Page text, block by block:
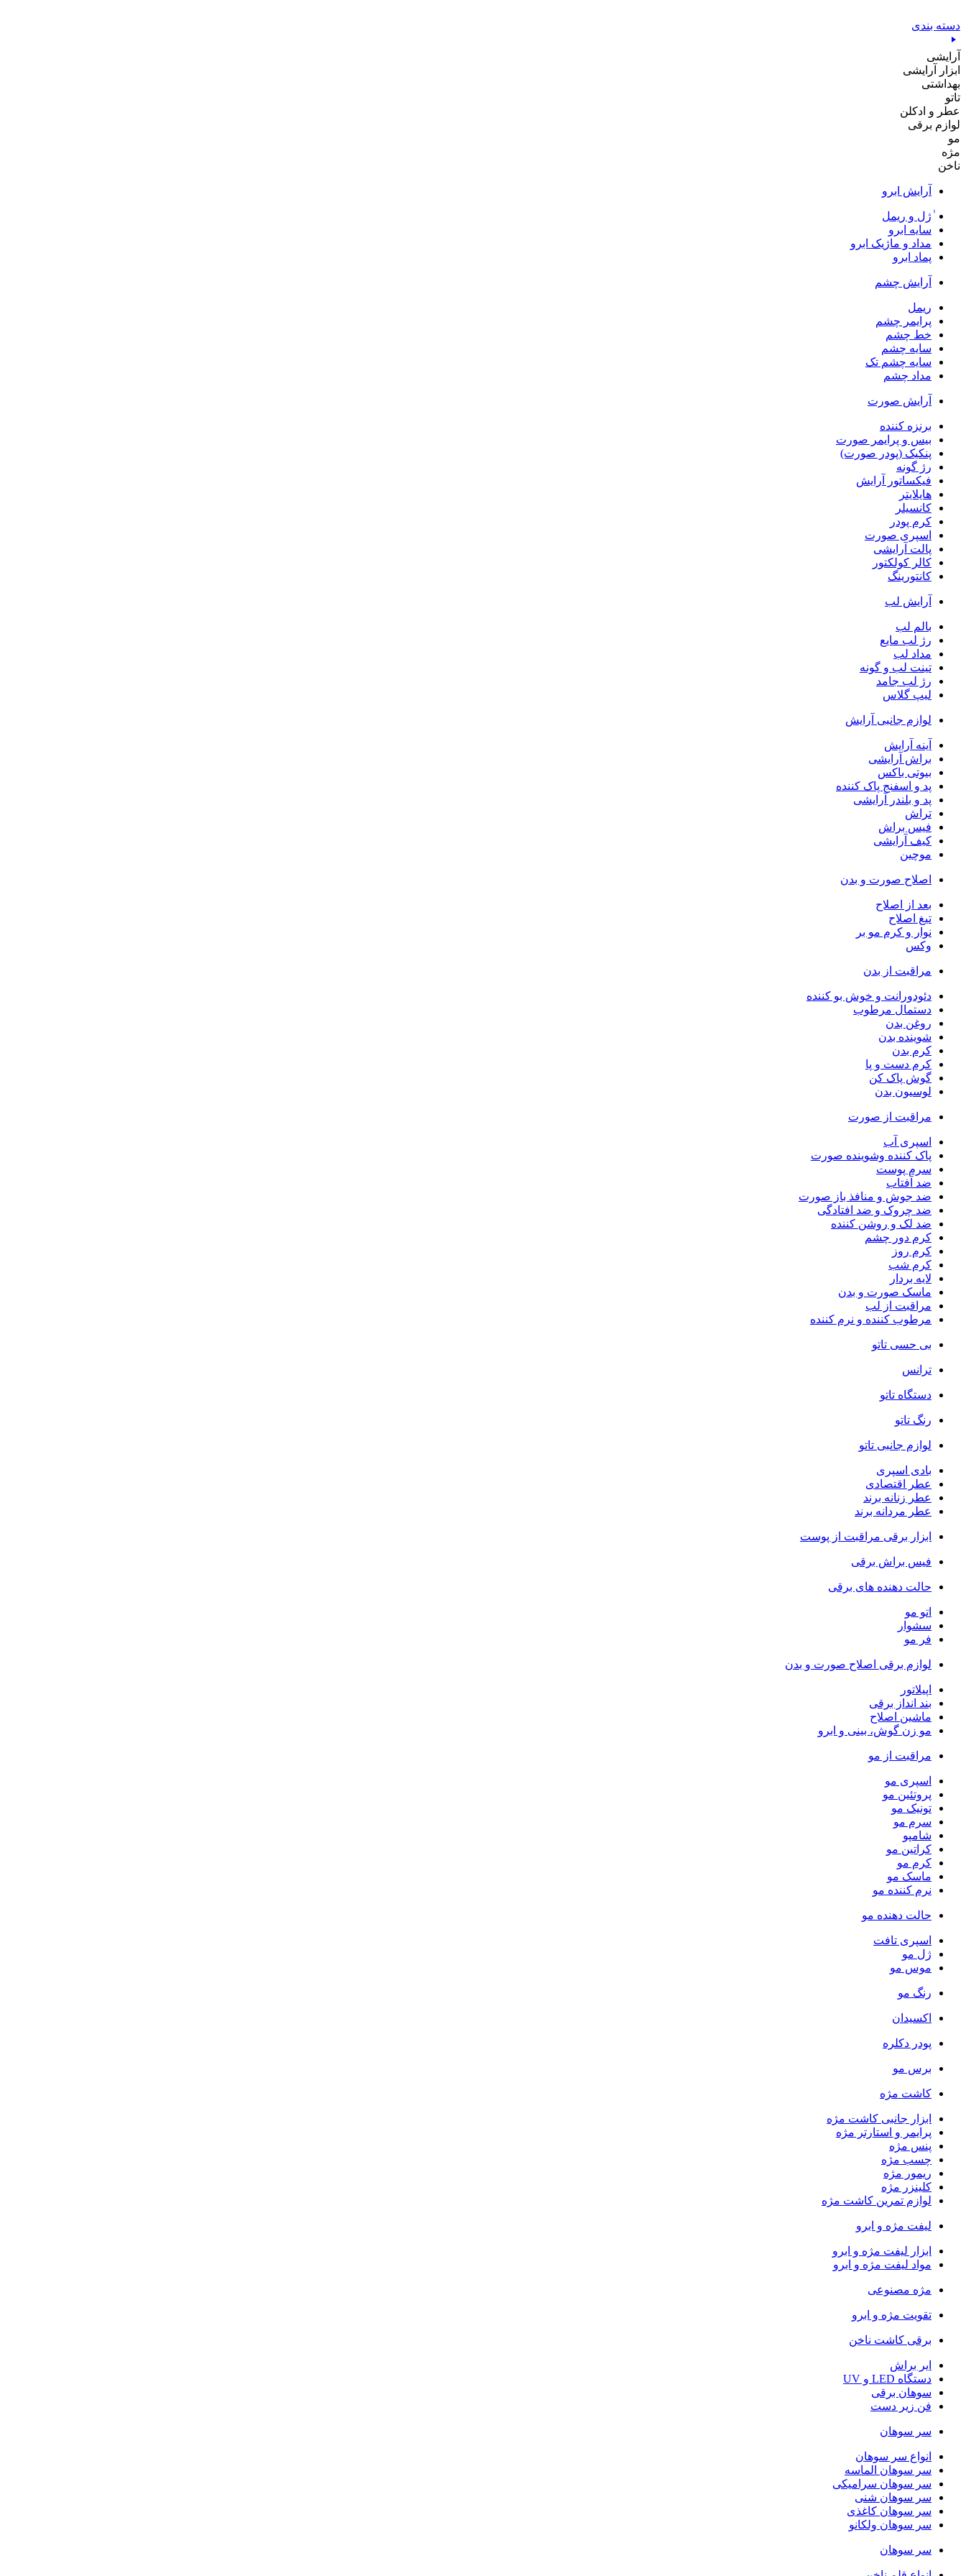
به
محتوا
دسته بندی
آرایشی
ابزار آرایشی
بهداشتی
تاتو
عطر و ادکلن
لوازم برقی
مو
مژه
ناخن
آرایش ابرو
ٰژل و ریمل
سایه ابرو
مداد و ماژیک ابرو
پماد ابرو
آرایش چشم
ریمل
پرایمر چشم
خط چشم
سایه چشم
سایه چشم تک
مداد چشم
آرایش صورت
برنزه کننده
بیس و پرایمر صورت
پنکیک (پودر صورت)
رژ گونه
فیکساتور آرایش
هایلایتر
کانسیلر
کرم پودر
اسپری صورت
پالت آرایشی
کالر کولکتور
کانتورینگ
آرایش لب
بالم لب
رژ لب مایع
مداد لب
تینت لب و گونه
رژ لب جامد
لیپ گلاس
لوازم جانبی آرایش
آینه آرایش
براش آرایشی
بیوتی باکس
پد و اسفنج پاک کننده
پد و بلندر آرایشی
تراش
فیس براش
کیف آرایشی
موچین
اصلاح صورت و بدن
بعد از اصلاح
تیغ اصلاح
نوار و کرم مو بر
وکس
مراقبت از بدن
دئودورانت و خوش بو کننده
دستمال مرطوب
روغن بدن
شوینده بدن
کرم بدن
کرم دست و پا
گوش پاک کن
لوسیون بدن
مراقبت از صورت
اسپری آب
پاک کننده وشوینده صورت
سرم پوست
ضد آفتاب
ضد جوش و منافذ باز صورت
ضد چروک و ضد افتادگی
ضد لک و روشن کننده
کرم دور چشم
کرم روز
کرم شب
لایه بردار
ماسک صورت و بدن
مراقبت از لب
مرطوب کننده و نرم کننده
بی حسی تاتو
ترانس
دستگاه تاتو
رنگ تاتو
لوازم جانبی تاتو
بادی اسپری
عطر اقتصادی
عطر زنانه برند
عطر مردانه برند
ابزار برقی مراقبت از پوست
فیس براش برقی
حالت دهنده های برقی
اتو مو
سشوار
فر مو
لوازم برقی اصلاح صورت و بدن
اپیلاتور
بند انداز برقی
ماشین اصلاح
مو زن گوش، بینی و ابرو
مراقبت از مو
اسپری مو
پروتئین مو
تونیک مو
سرم مو
شامپو
کراتین مو
کرم مو
ماسک مو
نرم کننده مو
حالت دهنده مو
اسپری تافت
ژل مو
موس مو
رنگ مو
اکسیدان
پودر دکلره
برس مو
کاشت مژه
ابزار جانبی کاشت مژه
پرایمر و استارتر مژه
پنس مژه
چسب مژه
ریمور مژه
کلینزر مژه
لوازم تمرین کاشت مژه
لیفت مژه و ابرو
ابزار لیفت مژه و ابرو
مواد لیفت مژه و ابرو
مژه مصنوعی
تقویت مژه و ابرو
برقی کاشت ناخن
ایر براش
دستگاه LED و UV
سوهان برقی
فن زیر دست
سر سوهان
انواع سر سوهان
سر سوهان الماسه
سر سوهان سرامیکی
سر سوهان شنی
سر سوهان کاغذی
سر سوهان ولکانو
سر سوهان